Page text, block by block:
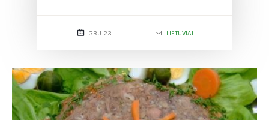
GRU 23 LIETUVIAI